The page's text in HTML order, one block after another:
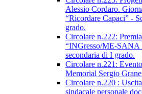
Alessio Cordaro.
“Ricordare Capaci” -
grado.
Circolare n.222:
“INGresso/ME-SANA
secondaria di I grado.
Circolare n.221:
Memorial Sergio
Circolare n.220 :
sindacale personale